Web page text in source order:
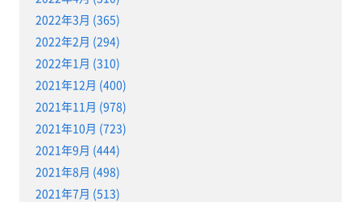
2022年3月 (365)
2022年2月 (294)
2022年1月 (310)
2021年12月 (400)
2021年11月 (978)
2021年10月 (723)
2021年9月 (444)
2021年8月 (498)
2021年7月 (513)